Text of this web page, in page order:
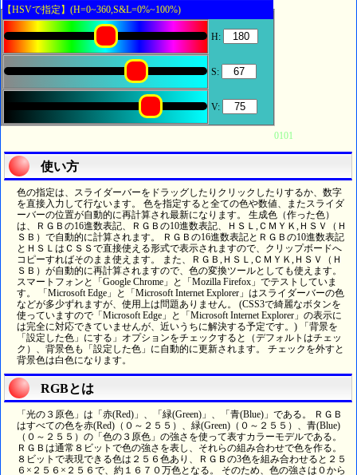
【HSVで指定】(H=0~360,S&L=0%~100%)
H:
S:
V:
0101
使い方
色の指定は、スライダーバーをドラッグしたりクリックしたりするか、数字
を直接入力して行ないます。 色を指定すると全ての色や数値、またスライダ
ーバーの位置が自動的に再計算され最新になります。 生成色（作った色）
は、ＲＧＢの16進数表記、ＲＧＢの10進数表記、ＨＳＬ,ＣＭＹＫ,ＨＳＶ（Ｈ
ＳＢ）で自動的に計算されます。 ＲＧＢの16進数表記とＲＧＢの10進数表記
とＨＳＬはＣＳＳで直接使える形式で表示されますので、クリップボードへ
コピーすればそのまま使えます。 また、ＲＧＢ,ＨＳＬ,ＣＭＹＫ,ＨＳＶ（Ｈ
ＳＢ）が自動的に再計算されますので、色の変換ツールとしても使えます。
スマートフォンと「Google Chrome」と「Mozilla Firefox」でテストしていま
す。 「Microsoft Edge」と「Microsoft Internet Explorer」はスライダーバーの色
などが多少ずれますが、使用上は問題ありません。 (CSS3で綺麗なボタンを
使っていますので「Microsoft Edge」と「Microsoft Internet Explorer」の表示に
は完全に対応できていませんが、近いうちに解決する予定です。) 「背景を
「設定した色」にする」オプションをチェックすると（デフォルトはチェッ
ク）、背景色も「設定した色」に自動的に更新されます。 チェックを外すと
背景色は白色になります。
RGBとは
「光の３原色」は「赤(Red)」、「緑(Green)」、「青(Blue)」である。 ＲＧＢ
はすべての色を赤(Red)（０～２５５）、緑(Green)（０～２５５）、青(Blue)
（０～２５５）の「色の３原色」の強さを使って表すカラーモデルである。
ＲＧＢは通常８ビットで色の強さを表し、それらの組み合わせで色を作る。
８ビットで表現できる色は２５６色あり、ＲＧＢの3色を組み合わせると２５
６×２５６×２５６で、約１６７０万色となる。 そのため、色の強さは０から